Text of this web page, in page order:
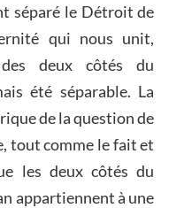
séparé le Détroit de
qui nous unit,
deux côtés du
été séparable. La
de la question de
tout comme le fait et
les deux côtés du
appartiennent à une